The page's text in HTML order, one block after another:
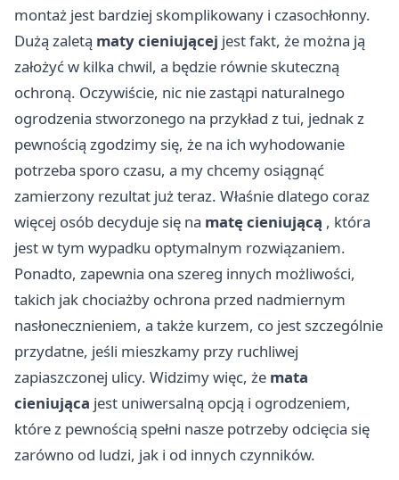
montaż jest bardziej skomplikowany i czasochłonny.
Dużą zaletą maty cieniującej jest fakt, że można ją
założyć w kilka chwil, a będzie równie skuteczną
ochroną. Oczywiście, nic nie zastąpi naturalnego
ogrodzenia stworzonego na przykład z tui, jednak z
pewnością zgodzimy się, że na ich wyhodowanie
potrzeba sporo czasu, a my chcemy osiągnąć
zamierzony rezultat już teraz. Właśnie dlatego coraz
więcej osób decyduje się na matę cieniującą , która
jest w tym wypadku optymalnym rozwiązaniem.
Ponadto, zapewnia ona szereg innych możliwości,
takich jak chociażby ochrona przed nadmiernym
nasłonecznieniem, a także kurzem, co jest szczególnie
przydatne, jeśli mieszkamy przy ruchliwej
zapiaszczonej ulicy. Widzimy więc, że mata
cieniująca jest uniwersalną opcją i ogrodzeniem,
które z pewnością spełni nasze potrzeby odcięcia się
zarówno od ludzi, jak i od innych czynników.